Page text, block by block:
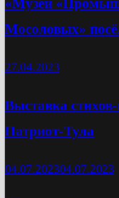
Мосоловых»
27.04.2023
Выставка
Патриот-Тула
04.07.202304.07.2023